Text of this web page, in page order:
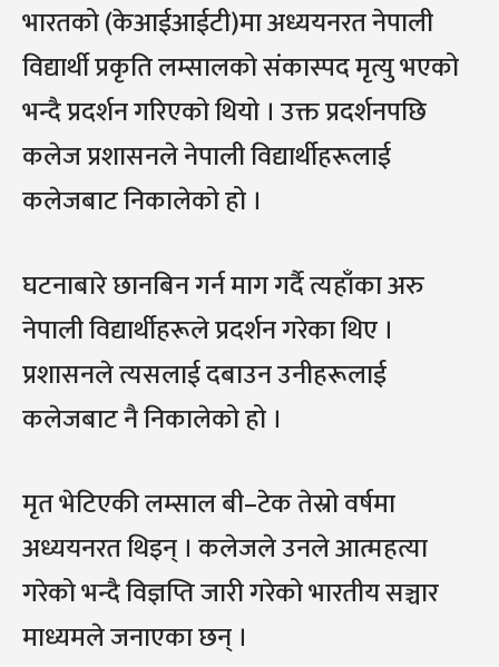
भारतको (केआईआईटी)मा अध्ययनरत नेपाली
विद्यार्थी प्रकृति लम्सालको संकास्पद मृत्यु भएको
भन्दै प्रदर्शन गरिएको थियो । उक्त प्रदर्शनपछि
कलेज प्रशासनले नेपाली विद्यार्थीहरूलाई
कलेजबाट निकालेको हो ।
घटनाबारे छानबिन गर्न माग गर्दै त्यहाँका अरु
नेपाली विद्यार्थीहरूले प्रदर्शन गरेका थिए ।
प्रशासनले त्यसलाई दबाउन उनीहरूलाई
कलेजबाट नै निकालेको हो ।
मृत भेटिएकी लम्साल बी–टेक तेस्रो वर्षमा
अध्ययनरत थिइन् । कलेजले उनले आत्महत्या
गरेको भन्दै विज्ञप्ति जारी गरेको भारतीय सञ्चार
माध्यमले जनाएका छन् ।